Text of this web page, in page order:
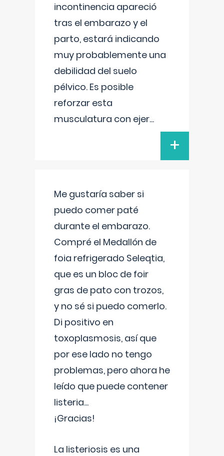
incontinencia apareció
tras el embarazo y el
parto, estará indicando
muy probablemente una
debilidad del suelo
pélvico. Es posible
reforzar esta
musculatura con ejer...
+
Me gustaría saber si
puedo comer paté
durante el embarazo.
Compré el Medallón de
foia refrigerado Seleqtia,
que es un bloc de foir
gras de pato con trozos,
y no sé si puedo comerlo.
Di positivo en
toxoplasmosis, así que
por ese lado no tengo
problemas, pero ahora he
leído que puede contener
listeria...
¡Gracias!
La listeriosis es una